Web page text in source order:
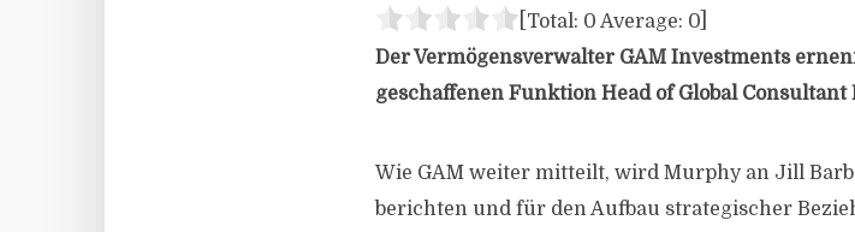
[Total: 0 Average: 0
Der Vermögensverwalter GAM Investments
geschaffenen Funktion Head of Global Consultant
Wie GAM weiter mitteilt, wird Murphy an Jill
berichten und für den Aufbau strategischer